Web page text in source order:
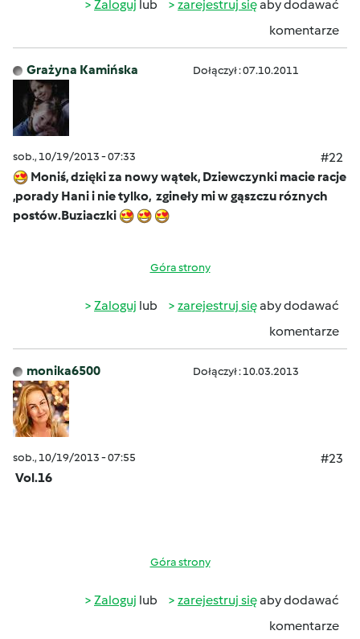
Zaloguj lub zarejestruj sięaby dodawać
komentarze
Grażyna Kamińska Dołączył : 07.10.2011
sob., 10/19/2013 - 07:33
#22
Moniś, dzięki za nowy wątek, Dziewczynki macie racje
,porady Hani i nie tylko, zgineły mi w gąszczu róznych
postów.Buziaczki
Góra strony
Zaloguj lub zarejestruj sięaby dodawać
komentarze
monika6500 Dołączył : 10.03.2013
sob., 10/19/2013 - 07:55
#23
Vol.16
Góra strony
Zaloguj lub zarejestruj sięaby dodawać
komentarze